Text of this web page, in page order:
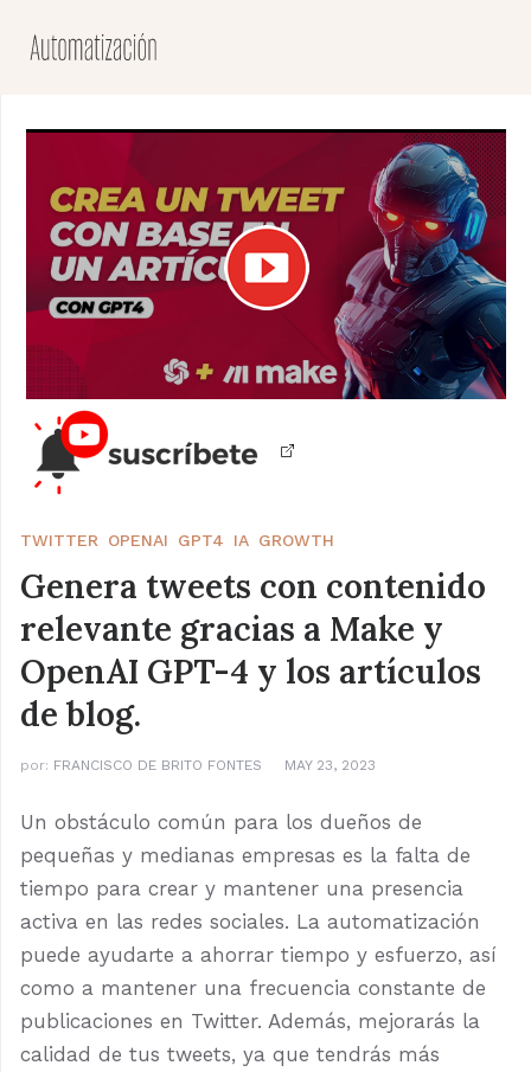
TWITTER OPENAI GPT4 IA GROWTH
Genera tweets con contenido
relevante gracias a Make y
OpenAI GPT-4 y los artículos
de blog.
por: FRANCISCO DE BRITO FONTES MAY 23, 2023
Un obstáculo común para los dueños de
pequeñas y medianas empresas es la falta de
tiempo para crear y mantener una presencia
activa en las redes sociales. La automatización
puede ayudarte a ahorrar tiempo y esfuerzo, así
como a mantener una frecuencia constante de
publicaciones en Twitter. Además, mejorarás la
calidad de tus tweets, ya que tendrás más